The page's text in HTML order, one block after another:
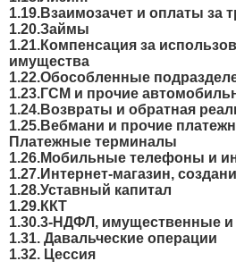
1.19.Взаимозачет и оплаты за
1.20.Займы
1.21.Компенсация за
имущества
1.22.Обособленные
1.23.ГСМ и прочие
1.24.Возвраты и обратная
1.25.Вебмани и прочие
Платежные терминалы
1.26.Мобильные телефоны и
1.27.Интернет-магазин,
1.28.Уставный капитал
1.29.ККТ
1.30.3-НДФЛ, имущественные
1.31. Давальческие операции
1.32. Цессия